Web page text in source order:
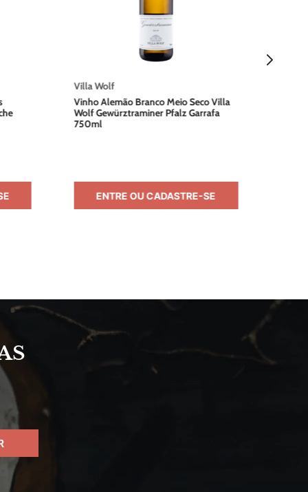
Villa Wolf
Vinho Alemão Branco Meio Seco Villa
Wolf Gewürztraminer Pfalz Garrafa
750ml
ENTRE OU CADASTRE-SE